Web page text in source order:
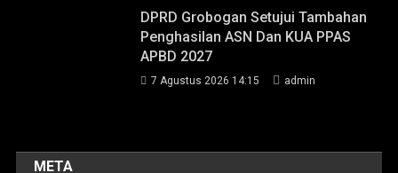
DPRD Grobogan Setujui Tambahan
Penghasilan ASN Dan KUA PPAS
APBD 2027
7 Agustus 2026 14:15 admin
META